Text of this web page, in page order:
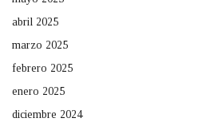
abril 2025
marzo 2025
febrero 2025
enero 2025
diciembre 2024